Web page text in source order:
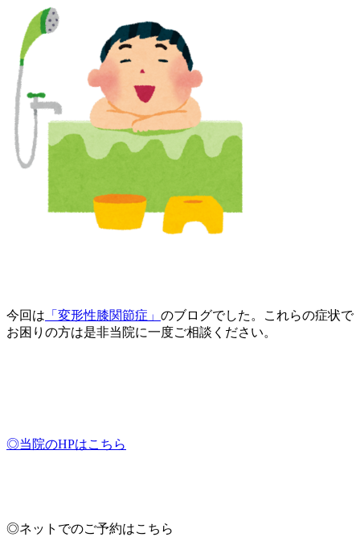
今回は 「変形性膝関節症」 のブログでした。これらの症状で
お困りの方は是非当院に一度ご相談ください。
◎当院のHPはこちら
◎ネットでのご予約はこちら